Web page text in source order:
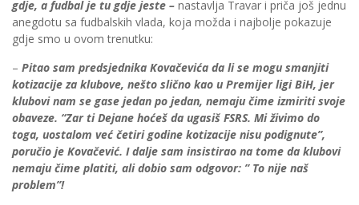
gdje, a fudbal je tu gdje jeste – nastavlja Travar i priča još jednu
anegdotu sa fudbalskih vlada, koja možda i najbolje pokazuje
gdje smo u ovom trenutku:
– Pitao sam predsjednika Kovačevića da li se mogu smanjiti
kotizacije za klubove, nešto slično kao u Premijer ligi BiH, jer
klubovi nam se gase jedan po jedan, nemaju čime izmiriti svoje
obaveze. “Zar ti Dejane hoćeš da ugasiš FSRS. Mi živimo do
toga, uostalom već četiri godine kotizacije nisu podignute”,
poručio je Kovačević. I dalje sam insistirao na tome da klubovi
nemaju čime platiti, ali dobio sam odgovor: ” To nije naš
problem”!